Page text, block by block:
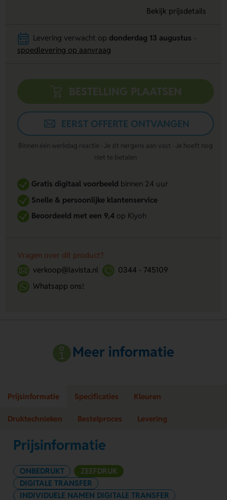
Bekijk prijsdetails
Levering verwacht op donderdag 13 augustus
spoedlevering op aanvraag
BESTELLING PLAATSEN
EERST OFFERTE ONTVANGEN
Binnen één werkdag reactie · Je zit nergens aan vast · Je hoeft nog
niet te betalen
Gratis digitaal voorbeeldbinnen 24 uur
Snelle & persoonlijke klantenservice
Beoordeeld met een 9,4op Kiyoh
Vragen over dit product?
verkoop@lavista.nl
0344 - 745109
Whatsapp ons!
Meer informatie
Prijsinformatie Specificaties Kleuren
Druktechnieken Bestelproces Levering
Prijsinformatie
ONBEDRUKT
ZEEFDRUK
DIGITALE TRANSFER
INDIVIDUELE NAMEN DIGITALE TRANSFER